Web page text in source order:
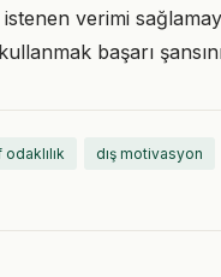
verimi
başarı
dış motivasyon